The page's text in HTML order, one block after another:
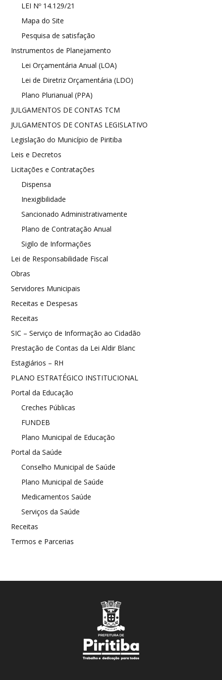
LEI Nº 14.129/21
Mapa do Site
Pesquisa de satisfação
Instrumentos de Planejamento
Lei Orçamentária Anual (LOA)
Lei de Diretriz Orçamentária (LDO)
Plano Plurianual (PPA)
JULGAMENTOS DE CONTAS TCM
JULGAMENTOS DE CONTAS LEGISLATIVO
Legislação do Município de Piritiba
Leis e Decretos
Licitações e Contratações
Dispensa
Inexigibilidade
Sancionado Administrativamente
Plano de Contratação Anual
Sigilo de Informações
Lei de Responsabilidade Fiscal
Obras
Servidores Municipais
Receitas e Despesas
Receitas
SIC – Serviço de Informação ao Cidadão
Prestação de Contas da Lei Aldir Blanc
Estagiários – RH
PLANO ESTRATÉGICO INSTITUCIONAL
Portal da Educação
Creches Públicas
FUNDEB
Plano Municipal de Educação
Portal da Saúde
Conselho Municipal de Saúde
Plano Municipal de Saúde
Medicamentos Saúde
Serviços da Saúde
Receitas
Termos e Parcerias